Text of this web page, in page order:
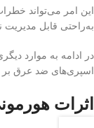
این امر می‌تواند
به‌راحتی قابل مدیریت
در ادامه به موارد
اسپری‌های ضد عرق
اثرات